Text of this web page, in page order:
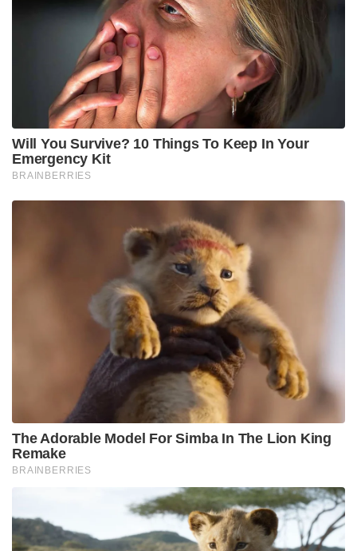
Will You Survive? 10 Things To Keep In Your
Emergency Kit
BRAINBERRIES
The Adorable Model For Simba In The Lion King
Remake
BRAINBERRIES